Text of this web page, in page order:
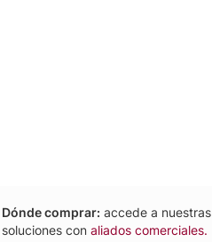
Dónde comprar: accede a nuestras
soluciones con aliados comerciales.